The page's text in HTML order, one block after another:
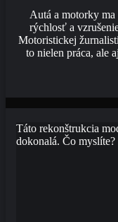
Autá a motorky
rýchlosť a
Motoristickej
to nielen práca, ale
Táto rekonštrukcia
dokonalá. Čo myslíte?